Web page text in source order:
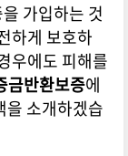
가입하는 것
하게 보호하
우에도 피해를
금반환보증에
을 소개하겠습